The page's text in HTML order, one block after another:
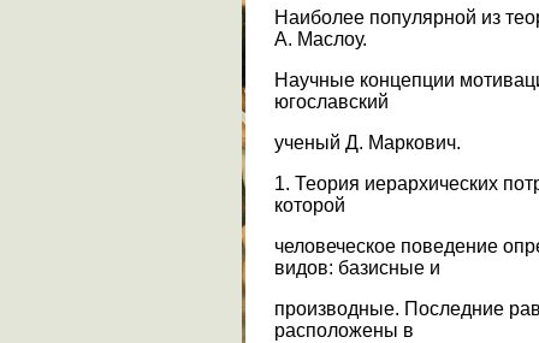
Наиболее популярной из
А. Маслоу.
Научные концепции
югославский
ученый Д. Маркович.
1. Теория иерархических
которой
человеческое поведение
видов: базисные и
производные. Последние
расположены в